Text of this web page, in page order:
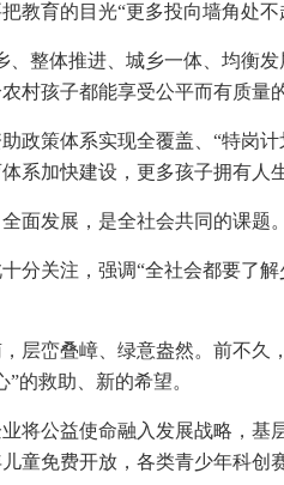
教育的目光“更多投向墙角处
、整体推进、城乡一体、均衡
村孩子都能享受公平而有质
政策体系实现全覆盖、“特岗
系加快建设，更多孩子拥有人
面发展，是全社会共同的课题
分关注，强调“全社会都要了
层峦叠嶂、绿意盎然。前不久
的救助、新的希望。
将公益使命融入发展战略，
童免费开放，各类青少年科